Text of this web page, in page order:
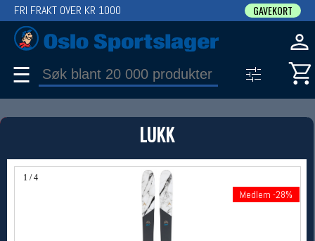
LUKK
1 / 4
Medlem -28%
FRI FRAKT OVER KR 1000 GAVEKORT
☰
PRODUKT
Produkter (1)
Bruk filter til å spisse søket